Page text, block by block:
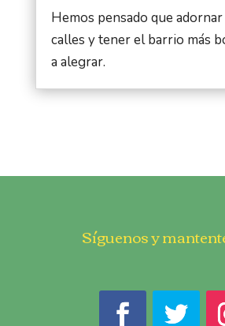
Hemos pensado que
calles y tener el barrio más
a alegrar.
Síguenos y